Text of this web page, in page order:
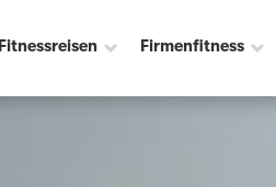
Fitnessreisen Firmenfitness